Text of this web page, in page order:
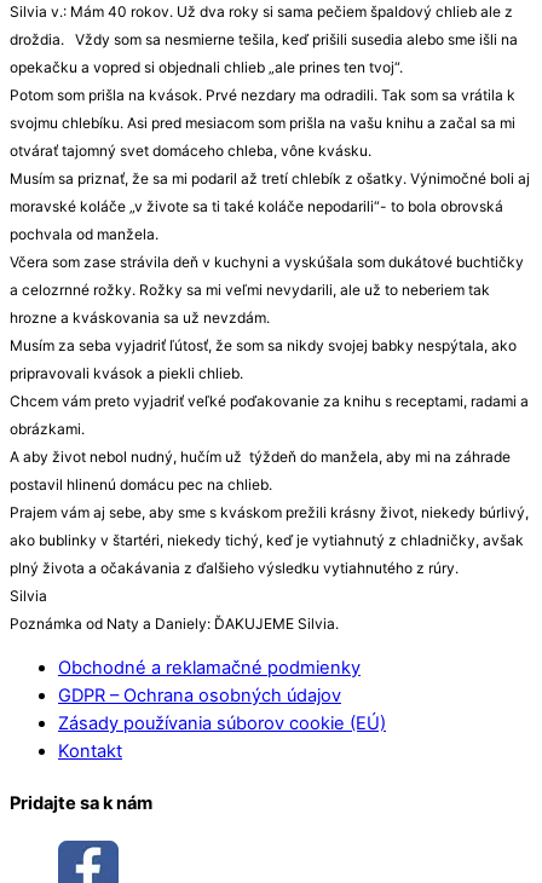
Silvia v.: Mám 40 rokov. Už dva roky si sama pečiem špaldový chlieb ale z
droždia. Vždy som sa nesmierne tešila, keď prišili susedia alebo sme išli na
opekačku a vopred si objednali chlieb „ale prines ten tvoj“.
Potom som prišla na kvások. Prvé nezdary ma odradili. Tak som sa vrátila k
svojmu chlebíku. Asi pred mesiacom som prišla na vašu knihu a začal sa mi
otvárať tajomný svet domáceho chleba, vône kvásku.
Musím sa priznať, že sa mi podaril až tretí chlebík z ošatky. Výnimočné boli aj
moravské koláče „v živote sa ti také koláče nepodarili“- to bola obrovská
pochvala od manžela.
Včera som zase strávila deň v kuchyni a vyskúšala som dukátové buchtičky
a celozrnné rožky. Rožky sa mi veľmi nevydarili, ale už to neberiem tak
hrozne a kváskovania sa už nevzdám.
Musím za seba vyjadriť ľútosť, že som sa nikdy svojej babky nespýtala, ako
pripravovali kvások a piekli chlieb.
Chcem vám preto vyjadriť veľké poďakovanie za knihu s receptami, radami a
obrázkami.
A aby život nebol nudný, hučím už týždeň do manžela, aby mi na záhrade
postavil hlinenú domácu pec na chlieb.
Prajem vám aj sebe, aby sme s kváskom prežili krásny život, niekedy búrlivý,
ako bublinky v štartéri, niekedy tichý, keď je vytiahnutý z chladničky, avšak
plný života a očakávania z ďalšieho výsledku vytiahnutého z rúry.
Silvia
Poznámka od Naty a Daniely: ĎAKUJEME Silvia.
Obchodné a reklamačné podmienky
GDPR – Ochrana osobných údajov
Zásady používania súborov cookie (EÚ)
Kontakt
Pridajte sa k nám